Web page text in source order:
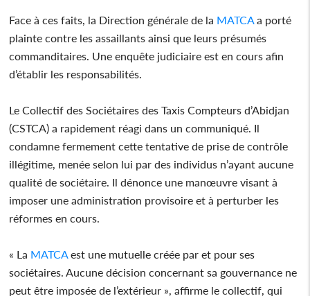
Face à ces faits, la Direction générale de la MATCA a porté
plainte contre les assaillants ainsi que leurs présumés
commanditaires. Une enquête judiciaire est en cours afin
d’établir les responsabilités.
Le Collectif des Sociétaires des Taxis Compteurs d’Abidjan
(CSTCA) a rapidement réagi dans un communiqué. Il
condamne fermement cette tentative de prise de contrôle
illégitime, menée selon lui par des individus n’ayant aucune
qualité de sociétaire. Il dénonce une manœuvre visant à
imposer une administration provisoire et à perturber les
réformes en cours.
« La MATCA est une mutuelle créée par et pour ses
sociétaires. Aucune décision concernant sa gouvernance ne
peut être imposée de l’extérieur », affirme le collectif, qui